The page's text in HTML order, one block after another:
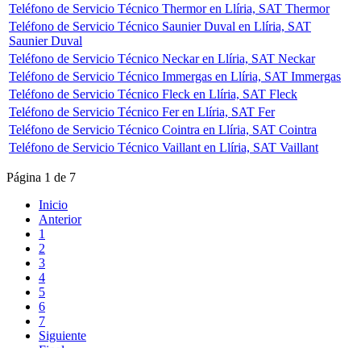
Teléfono de Servicio Técnico Thermor en Llíria, SAT Thermor
Teléfono de Servicio Técnico Saunier Duval en Llíria, SAT
Saunier Duval
Teléfono de Servicio Técnico Neckar en Llíria, SAT Neckar
Teléfono de Servicio Técnico Immergas en Llíria, SAT Immergas
Teléfono de Servicio Técnico Fleck en Llíria, SAT Fleck
Teléfono de Servicio Técnico Fer en Llíria, SAT Fer
Teléfono de Servicio Técnico Cointra en Llíria, SAT Cointra
Teléfono de Servicio Técnico Vaillant en Llíria, SAT Vaillant
Página 1 de 7
Inicio
Anterior
1
2
3
4
5
6
7
Siguiente